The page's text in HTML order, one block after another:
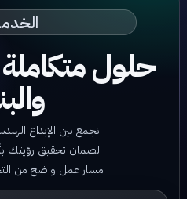
حلول
نجمع بين الإبداع
لضمان تحقيق رؤيتك
مسار عمل واضح من